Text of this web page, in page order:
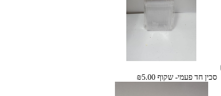
סכין חד פעמי- שקוף ₪5.00